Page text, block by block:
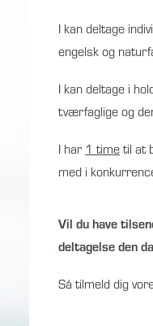
I kan deltage
engelsk og
I kan deltage i
tværfaglige og
I har 1 time til at
med i
Vil du have
deltagelse den
Så tilmeld dig